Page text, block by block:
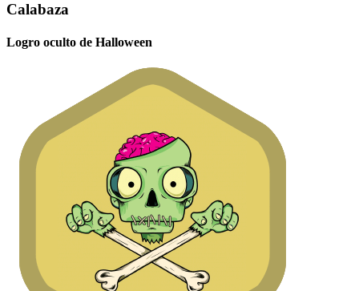
Calabaza
Logro oculto de Halloween